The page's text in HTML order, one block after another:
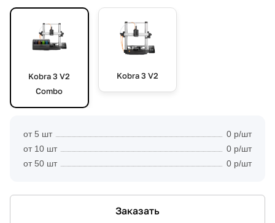
Kobra 3 V2
Combo
Kobra 3 V2
от 5 шт
0 р/шт
от 10 шт
0 р/шт
от 50 шт
0 р/шт
Заказать